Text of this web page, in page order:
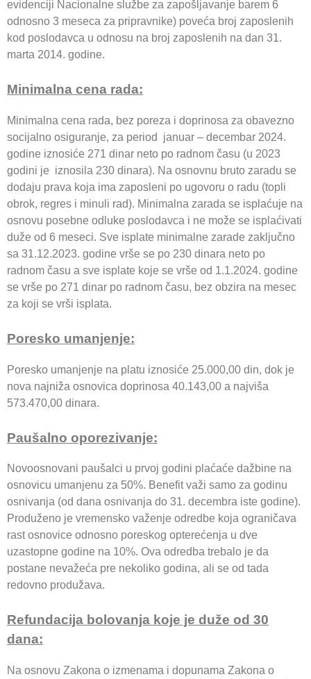
evidenciji Nacionalne službe za zapošljavanje barem 6
odnosno 3 meseca za pripravnike) poveća broj zaposlenih
kod poslodavca u odnosu na broj zaposlenih na dan 31.
marta 2014. godine.
Minimalna cena rada:
Minimalna cena rada, bez poreza i doprinosa za obavezno
socijalno osiguranje, za period januar – decembar 2024.
godine iznosiće 271 dinar neto po radnom času (u 2023
godini je iznosila 230 dinara). Na osnovnu bruto zaradu se
dodaju prava koja ima zaposleni po ugovoru o radu (topli
obrok, regres i minuli rad). Minimalna zarada se isplaćuje na
osnovu posebne odluke poslodavca i ne može se isplaćivati
duže od 6 meseci. Sve isplate minimalne zarade zaključno
sa 31.12.2023. godine vrše se po 230 dinara neto po
radnom času a sve isplate koje se vrše od 1.1.2024. godine
se vrše po 271 dinar po radnom času, bez obzira na mesec
za koji se vrši isplata.
Poresko umanjenje:
Poresko umanjenje na platu iznosiće 25.000,00 din, dok je
nova najniža osnovica doprinosa 40.143,00 a najviša
573.470,00 dinara.
Paušalno oporezivanjе:
Novoosnovani paušalci u prvoj godini plaćaće dažbine na
osnovicu umanjenu za 50%. Benefit važi samo za godinu
osnivanja (od dana osnivanja do 31. decembra iste godine).
Produženo je vremensko važenje odredbe koja ograničava
rast osnovice odnosno poreskog opterećenja u dve
uzastopne godine na 10%. Ova odredba trebalo je da
postane nevažeća pre nekoliko godina, ali se od tada
redovno produžava.
Refundacija bolovanja koje je duže od 30
dana:
Na osnovu Zakonа o izmenama i dopunama Zakona o